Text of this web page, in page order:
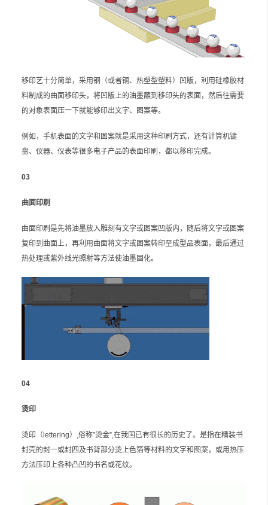
移印艺十分简单，采用钢（或者铜、热塑型塑料）凹版，利用硅橡胶材
料制成的曲面移印头，将凹版上的油墨蘸到移印头的表面，然后往需要
的对象表面压一下就能够印出文字、图案等。
例如，手机表面的文字和图案就是采用这种印刷方式，还有计算机键
盘、仪器、仪表等很多电子产品的表面印刷，都以移印完成。
03
曲面印刷
曲面印刷是先将油墨放入雕刻有文字或图案凹版内，随后将文字或图案
复印到曲面上，再利用曲面将文字或图案转印至成型品表面，最后通过
热处理或紫外线光照射等方法使油墨固化。
04
烫印
烫印（lettering）,俗称”烫金”,在我国已有很长的历史了。是指在精装书
封壳的封一或封四及书背部分烫上色箔等材料的文字和图案，或用热压
方法压印上各种凸凹的书名或花纹。